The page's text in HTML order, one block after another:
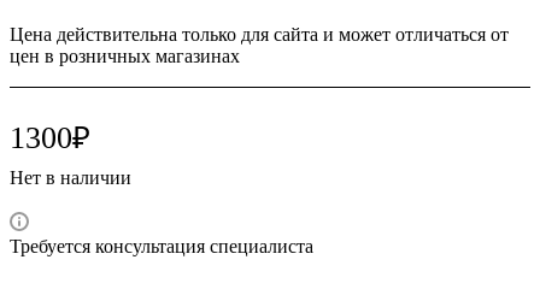
Цена действительна только для сайта и может отличаться от
цен в розничных магазинах
1300₽
Нет в наличии
Требуется консультация специалиста